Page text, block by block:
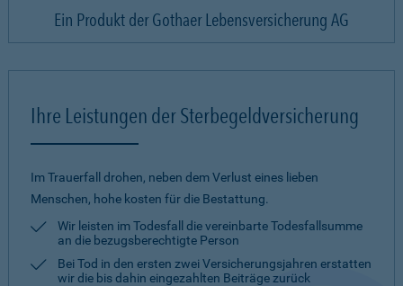
Ein Produkt der Gothaer Lebensversicherung AG
Ihre Leistungen der Sterbegeldversicherung
Im Trauerfall drohen, neben dem Verlust eines lieben
Menschen, hohe kosten für die Bestattung.
Wir leisten im Todesfall die vereinbarte Todesfallsumme
an die bezugsberechtigte Person
Bei Tod in den ersten zwei Versicherungsjahren erstatten
wir die bis dahin eingezahlten Beiträge zurück